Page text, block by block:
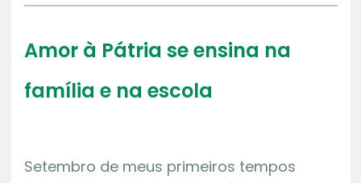
Amor à Pátria se ensina na
família e na escola
Setembro de meus primeiros tempos